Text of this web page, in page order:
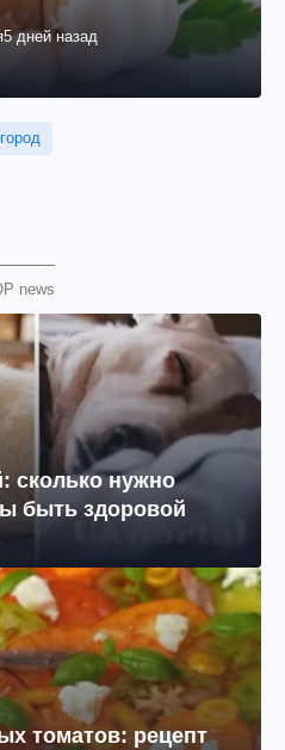
5 дней назад
news
сколько нужно
быть здоровой
томатов: рецепт